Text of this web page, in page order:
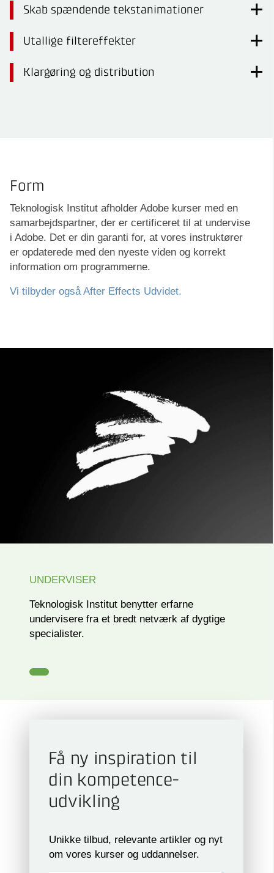
Skab spændende tekstanimationer
Utallige filtereffekter
Klargøring og distribution
Form
Teknologisk Institut afholder Adobe kurser med en
samarbejdspartner, der er certificeret til at undervise
i Adobe. Det er din garanti for, at vores instruktører
er opdaterede med den nyeste viden og korrekt
information om programmerne.
Vi tilbyder også After Effects Udvidet.
UNDERVISER
Teknologisk Institut benytter erfarne
undervisere fra et bredt netværk af dygtige
specialister.
Få ny inspiration til
din kompetence­
udvikling
Unikke tilbud, relevante artikler og nyt
om vores kurser og uddannelser.